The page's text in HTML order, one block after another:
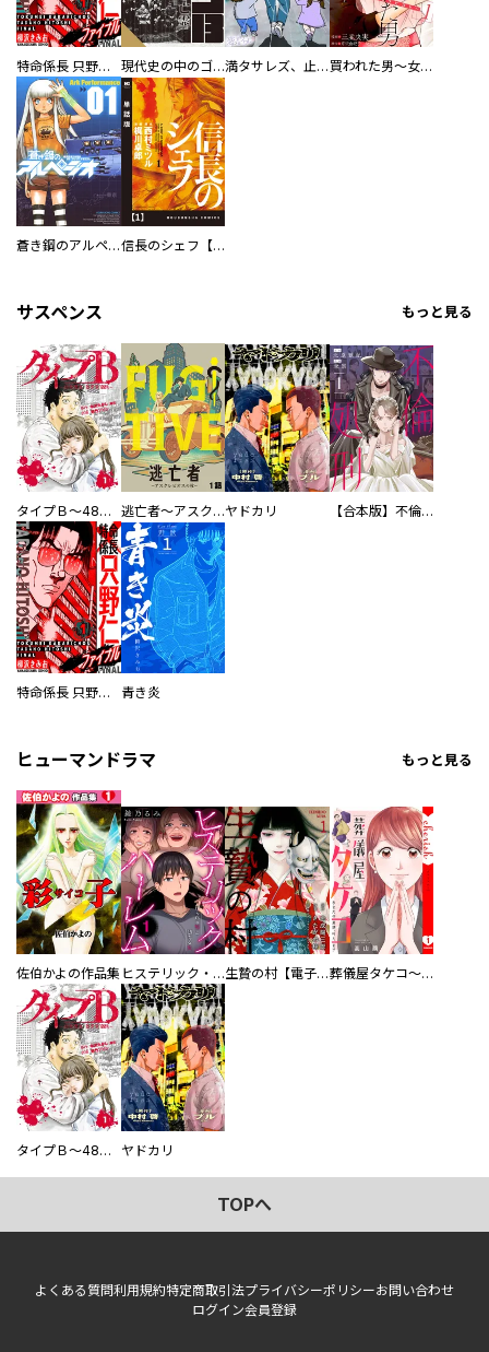
特命係長 只野仁ファイナル 愛蔵版 現代史の中のゴルゴ13 満タサレズ、止メラレズ 買われた男～女性限定快感セラピスト～【描き下ろしおまけ付き特装版】
蒼き鋼のアルペジオ 信長のシェフ【単話版】
サスペンス もっと見る
タイプＢ～48時間後、致死率100％～【単話】 逃亡者～アスクレピオスの杖～ヤドカリ 【合本版】不倫処刑
特命係長 只野仁ファイナル 愛蔵版 青き炎
ヒューマンドラマ もっと見る
佐伯かよの作品集 ヒステリック・ハーレム～搾られる男と堕ちる女～【電子単行本版】 生贄の村【電子単行本版】 葬儀屋タケコ～あなたの最期、叶えます【電子単行本版】
タイプＢ～48時間後、致死率100％～【単話】 ヤドカリ
TOPへ
よくある質問利用規約特定商取引法プライバシーポリシーお問い合わせ
ログイン会員登録